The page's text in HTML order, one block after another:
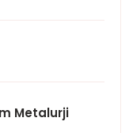
Metalurji